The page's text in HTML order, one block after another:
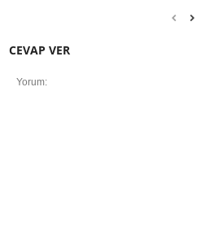
CEVAP VER